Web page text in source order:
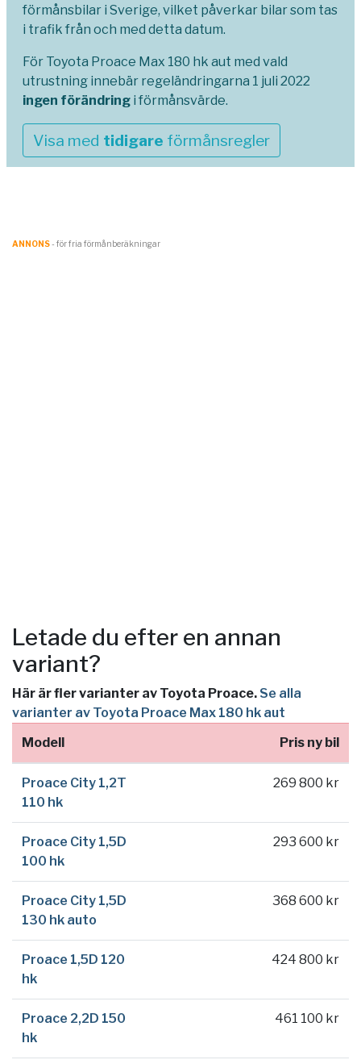
förmånsbilar i Sverige, vilket påverkar bilar som tas
i trafik från och med detta datum.
För Toyota Proace Max 180 hk aut med vald
utrustning innebär regeländringarna 1 juli 2022
ingen förändring i förmånsvärde.
Visa med tidigare förmånsregler
ANNONS- för fria förmånberäkningar
Letade du efter en annan
variant?
Här är fler varianter av Toyota Proace. Se alla
varianter av Toyota Proace Max 180 hk aut
Modell
Pris ny bil
Proace City 1,2T
110 hk
269 800 kr
Proace City 1,5D
100 hk
293 600 kr
Proace City 1,5D
130 hk auto
368 600 kr
Proace 1,5D 120
hk
424 800 kr
Proace 2,2D 150
hk
461 100 kr